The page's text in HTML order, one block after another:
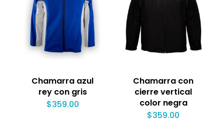
Chamarra azul
rey con gris
$359.00
Chamarra con
cierre vertical
color negra
$359.00